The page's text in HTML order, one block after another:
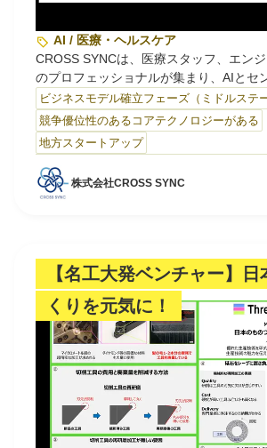
AI / 医療・ヘルスケア
CROSS SYNCは、医療スタッフ、エン
のプロフェッショナルが集まり、AIとセ
用して、医療現場の課題解決に挑戦して
チャーです。現場の声を大切にし、それ
ソリューションを開発。確かな実績と情
したちは「ICU Anywhere」の実現を目
を変える挑戦を続けています。「医療の
わ…
ビジネスモデル確立フェーズ（ミドルステー
競争優位性のあるコアテクノロジーがある
地方スタートアップ
株式会社CROSS SYNC
【名工大発ベンチャー】
くりを元気に！